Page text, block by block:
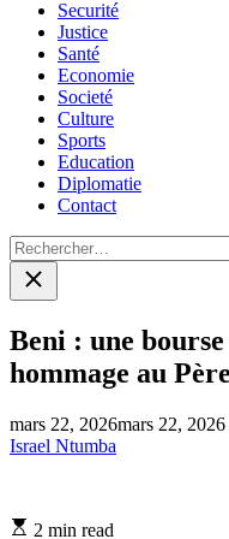
Securité
Justice
Santé
Economie
Societé
Culture
Sports
Education
Diplomatie
Contact
Rechercher :
Close
search
Beni : une
hommage au
mars 22, 2026mars 22, 2026
Israel Ntumba
Estimated
2 min read